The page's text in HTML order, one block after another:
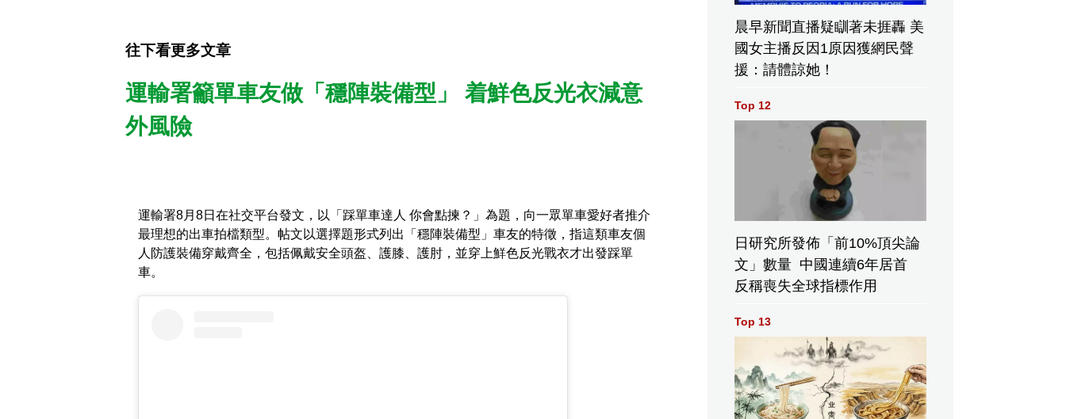
往下看更多文章
運輸署籲單車友做「穩陣裝備型」 着鮮色反光衣減意
外風險
運輸署8月8日在社交平台發文，以「踩單車達人 你會點揀？」為題，向一眾單車愛好者推介
最理想的出車拍檔類型。帖文以選擇題形式列出「穩陣裝備型」車友的特徵，指這類車友個
人防護裝備穿戴齊全，包括佩戴安全頭盔、護膝、護肘，並穿上鮮色反光戰衣才出發踩單
車。
晨早新聞直播疑瞓著未捱轟 美
國女主播反因1原因獲網民聲
援：請體諒她！
Top 12
日研究所發佈「前10%頂尖論
文」數量 中國連續6年居首
反稱喪失全球指標作用
Top 13